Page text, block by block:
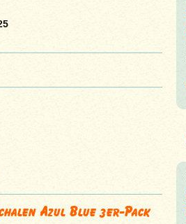
Azul Blue 3er-Pack